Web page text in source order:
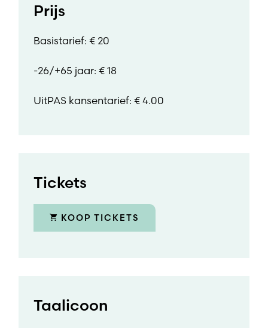
Prijs
Basistarief: € 20
-26/+65 jaar: € 18
UitPAS kansentarief: € 4.00
Tickets
KOOP TICKETS
Taalicoon